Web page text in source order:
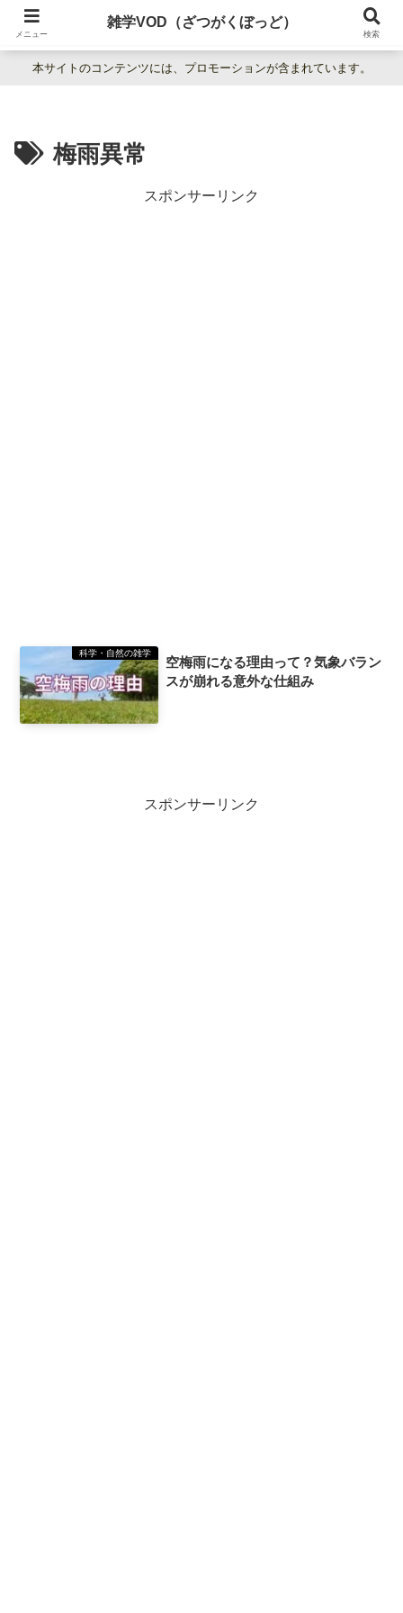
暮らしの疑問をわかりやすく解説。日常の「なぜ？」を楽しく学べる雑学百科
本サイトのコンテンツには、プロモーションが含まれています。
梅雨異常
スポンサーリンク
科学・自然の雑学
空梅雨になる理由って？気象バラン
スが崩れる意外な仕組み
スポンサーリンク
メニュー
雑学VOD（ざつがくぼっど）
検索